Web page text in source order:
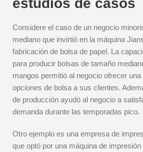
estudios de casos
Considere el caso de un negocio
mediano que invirtió en la máquina
fabricación de bolsa de papel. La
para producir bolsas de tamaño
mangos permitió al negocio ofrecer
opciones de bolsa a sus clientes.
de producción ayudó al negocio a
demanda durante las temporadas pico.
Otro ejemplo es una empresa de
que optó por una máquina de